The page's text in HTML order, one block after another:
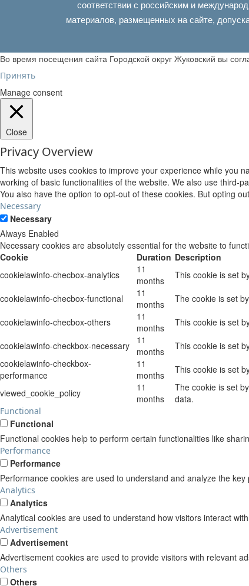
соответствии с российским и
материалов, размещенных на сайте,
Во время посещения сайта Городской округ Жуковский вы
Принять
Manage consent
Close
Privacy Overview
This website uses cookies to improve your experience while you
working of basic functionalities of the website. We also use third-
You also have the option to opt-out of these cookies. But opting
Necessary
Necessary
Always Enabled
Necessary cookies are absolutely essential for the website to
Cookie
Duration Description
cookielawinfo-checbox-analytics
11
months
This cookie is set
cookielawinfo-checbox-functional
11
months
The cookie is set
cookielawinfo-checbox-others
11
months
This cookie is set
cookielawinfo-checkbox-necessary
11
months
This cookie is set
cookielawinfo-checkbox-
performance
11
months
This cookie is set
viewed_cookie_policy
11
months
The cookie is set
data.
Functional
Functional
Functional cookies help to perform certain functionalities like
Performance
Performance
Performance cookies are used to understand and analyze the
Analytics
Analytics
Analytical cookies are used to understand how visitors interact
Advertisement
Advertisement
Advertisement cookies are used to provide visitors with relevant
Others
Others